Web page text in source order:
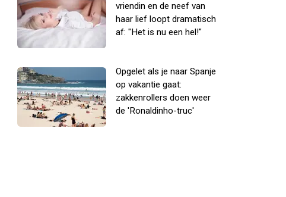
vriendin en de neef van
haar lief loopt dramatisch
af: "Het is nu een hel!"
Opgelet als je naar Spanje
op vakantie gaat:
zakkenrollers doen weer
de 'Ronaldinho-truc'